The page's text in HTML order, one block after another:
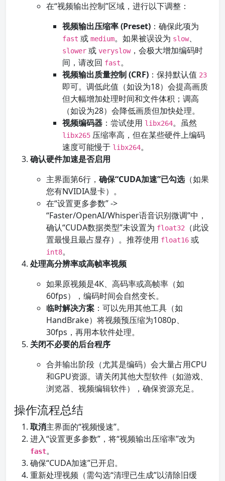
在“视频输出控制”区域，进行以下调整：
视频输出压缩率 (Preset) ：确保此项为
fast 或 medium。如果被误设为 slow、
slower 或 veryslow，会极大增加编码时
间，请改回 fast。
视频输出质量控制 (CRF) ：保持默认值 23
即可。调低此值（如设为18）会提高画质
但大幅增加处理时间和文件体积；调高
（如设为28）会降低画质但加快处理。
视频编码器 ：尝试使用 libx264。虽然
libx265 压缩率高，但在某些硬件上编码
速度可能慢于 libx264。
确认硬件加速是否启用
主界面第6行， 确保“CUDA加速”已勾选（如果
您有NVIDIA显卡）。
在“设置更多参数” ->
“Faster/OpenAI/Whisper语音识别微调”中，
确认“CUDA数据类型”未设置为 float32
（此设
置最慢且最占显存）。推荐使用 float16 或
int8。
处理高分辨率或高帧率视频
如果原视频是4K、高码率或高帧率（如
60fps），编码时间会自然变长。
临时解决方案 ：可以先用其他工具（如
HandBrake）将视频预压缩为1080p、
30fps，再用本软件处理。
关闭不必要的后台程序
合并输出阶段（尤其是编码）会大量占用CPU
和GPU资源。请关闭其他大型软件（如游戏、
浏览器、视频编辑软件），确保资源充足。
操作流程总结
取消主界面的“视频慢速”。
进入“设置更多参数”，将“视频输出压缩率”改为
fast。
确保“CUDA加速”已开启。
重新处理视频（需勾选“清理已生成”以清除旧缓